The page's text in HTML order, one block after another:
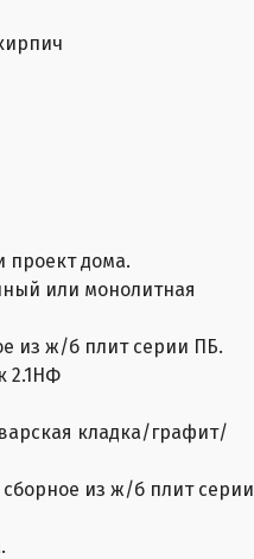
проект дома.
или монолитная
из ж/б плит серии ПБ.
2.1НФ
кладка/графит/
из ж/б плит серии